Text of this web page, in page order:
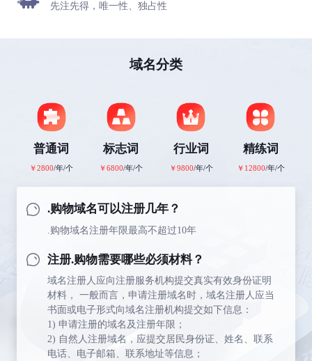
先注先得，唯一性、独占性
域名分类
普通词
￥2800/年/个
标志词
￥6800/年/个
行业词
￥9800/年/个
精练词
￥12800/年/个
.购物域名可以注册几年？
.购物域名注册年限最高不超过10年
注册.购物需要哪些必须材料？
域名注册人应向注册服务机构提交真实有效身份证明
材料， 一般而言，申请注册域名时，域名注册人应当
书面或电子形式向域名注册机构提交如下信息：
1) 申请注册的域名及注册年限；
2) 自然人注册域名，应提交居民身份证、姓名、联系
电话、电子邮箱、联系地址等信息；